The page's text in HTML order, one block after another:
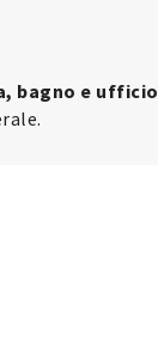
bagno e ufficio